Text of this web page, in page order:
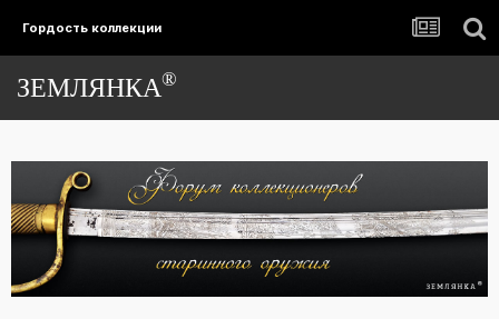
Гордость коллекции
ЗЕМЛЯНКА®